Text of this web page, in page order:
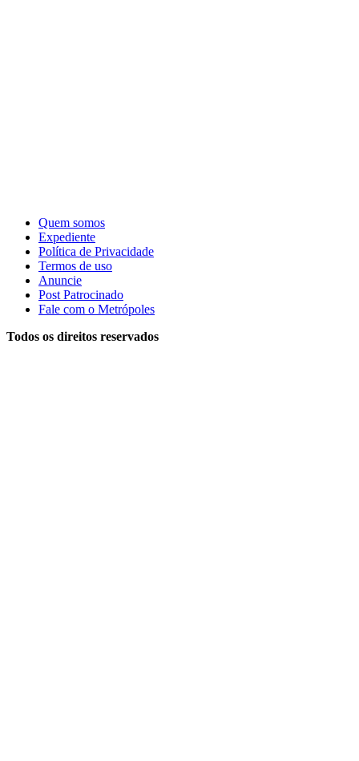
Quem somos
Expediente
Política de Privacidade
Termos de uso
Anuncie
Post Patrocinado
Fale com o Metrópoles
Todos os direitos reservados